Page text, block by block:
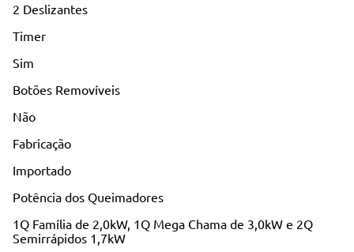
2 Deslizantes
Timer
Sim
Botões Removíveis
Não
Fabricação
Importado
Potência dos Queimadores
1Q Família de 2,0kW, 1Q Mega Chama de 3,0kW e 2Q
Semirrápidos 1,7kW